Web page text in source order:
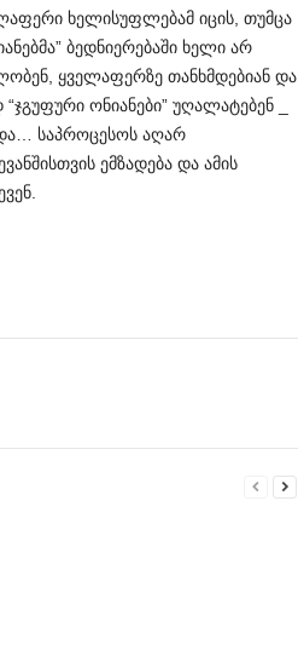
ხელისუფლებამ იცის, თუმცა
ბედნიერებაში ხელი არ
ყველაფერზე თანხმდებიან და
ონიანები” უღალატებენ _
და… საპროცესოს აღარ
ემზადება და ამის